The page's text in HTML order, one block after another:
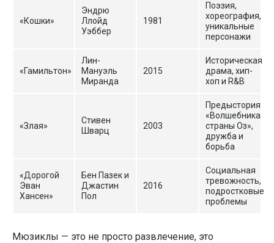
«Кошки»
Эндрю
Ллойд
Уэббер
1981
Поэзия,
хореография,
уникальные
персонажи
«Гамильтон»
Лин-
Мануэль
Миранда
2015
Историческая
драма, хип-
хоп и R&B
«Злая»
Стивен
Шварц
2003
Предыстория
«Волшебника
страны Оз»,
дружба и
борьба
«Дорогой
Эван
Хансен»
Бен Пазек и
Джастин
Пол
2016
Социальная
тревожность,
подростковые
проблемы
Мюзиклы — это не просто развлечение, это